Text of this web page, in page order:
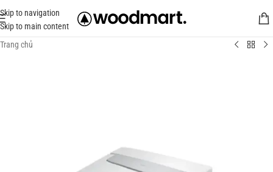
Skip to navigation
Skip to main content
Trang chủ